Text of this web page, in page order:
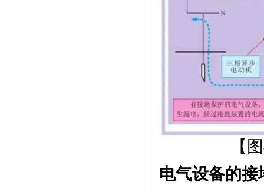
【
电气设备的接